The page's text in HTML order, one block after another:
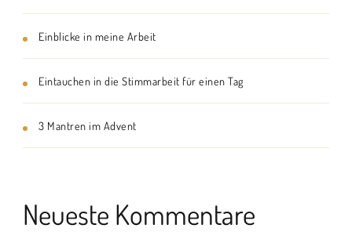
Einblicke in meine Arbeit
Eintauchen in die Stimmarbeit für einen Tag
3 Mantren im Advent
Neueste Kommentare